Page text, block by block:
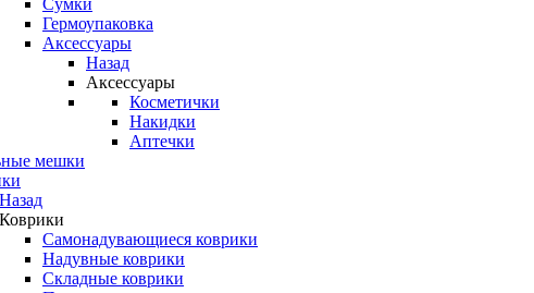
Сумки
Гермоупаковка
Аксессуары
Назад
Аксессуары
Косметички
Накидки
Аптечки
мешки
Назад
Коврики
Самонадувающиеся коврики
Надувные коврики
Складные коврики